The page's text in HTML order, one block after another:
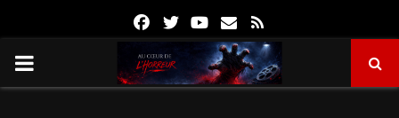
FacebookTwitterYoutube
Email
PRIMARY